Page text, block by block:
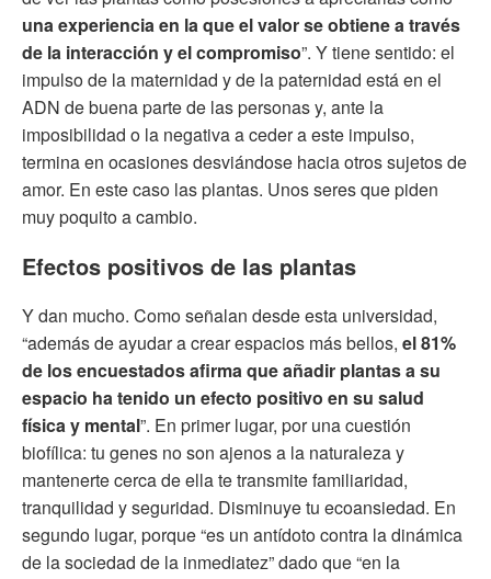
una experiencia en la que el valor se obtiene a través
de la interacción y el compromiso”. Y tiene sentido: el
impulso de la maternidad y de la paternidad está en el
ADN de buena parte de las personas y, ante la
imposibilidad o la negativa a ceder a este impulso,
termina en ocasiones desviándose hacia otros sujetos de
amor. En este caso las plantas. Unos seres que piden
muy poquito a cambio.
Efectos positivos de las plantas
Y dan mucho. Como señalan desde esta universidad,
“además de ayudar a crear espacios más bellos, el 81%
de los encuestados afirma que añadir plantas a su
espacio ha tenido un efecto positivo en su salud
física y mental”. En primer lugar, por una cuestión
biofílica: tu genes no son ajenos a la naturaleza y
mantenerte cerca de ella te transmite familiaridad,
tranquilidad y seguridad. Disminuye tu ecoansiedad. En
segundo lugar, porque “es un antídoto contra la dinámica
de la sociedad de la inmediatez” dado que “en la